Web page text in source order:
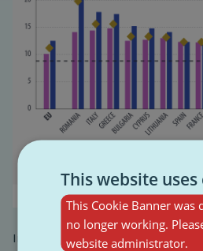
Imagine: ©Eurostat
This website
This Cookie Banner was
no longer working.
website administrator.